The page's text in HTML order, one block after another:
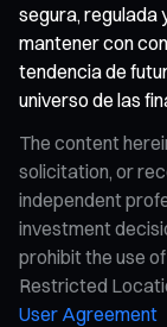
segura, regulada
mantener con
tendencia de
universo de las
The content
solicitation, or
independent
investment
prohibit the use
Restricted
User Agreement